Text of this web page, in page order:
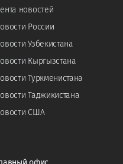
новостей
России
Узбекистана
Кыргызстана
Туркменистана
Таджикистана
США